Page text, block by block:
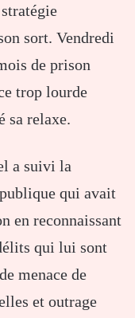
sort. Vendredi
de prison
trop lourde
sa relaxe.
a suivi la
qui avait
en reconnaissant
qui lui sont
menace de
et outrage